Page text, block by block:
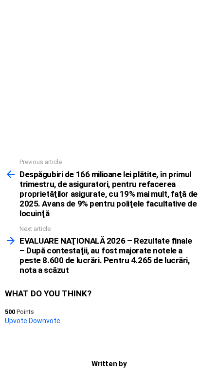
more
Previous article
Despăgubiri de 166 milioane lei plătite, în primul
trimestru, de asiguratori, pentru refacerea
proprietăţilor asigurate, cu 19% mai mult, faţă de
2025. Avans de 9% pentru poliţele facultative de
locuinţă
Next article
EVALUARE NAŢIONALĂ 2026 – Rezultate finale
– După contestaţii, au fost majorate notele a
peste 8.600 de lucrări. Pentru 4.265 de lucrări,
nota a scăzut
WHAT DO YOU THINK?
500 Points
Upvote Downvote
Written by